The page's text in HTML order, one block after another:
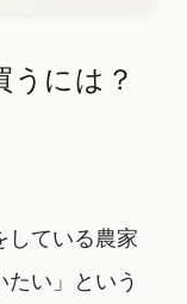
うには？
している農家
い」という